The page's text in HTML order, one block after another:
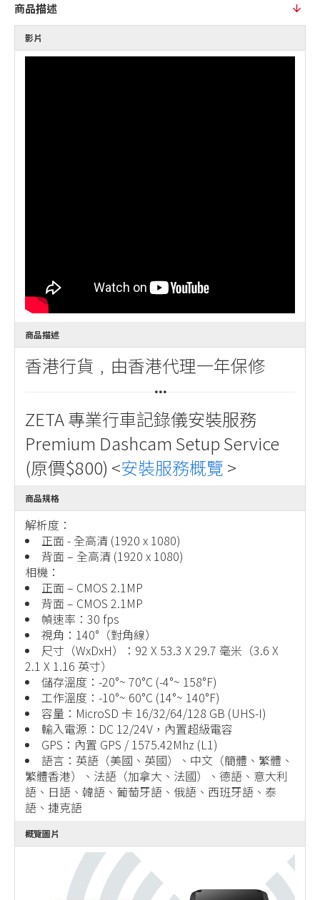
商品描述
影片
商品描述
香港行貨﹐由香港代理一年保修
ZETA 專業行車記錄儀安裝服務
Premium Dashcam Setup Service
(原價$800) <安裝服務概覽 >
商品規格
解析度：
正面 - 全高清 (1920 x 1080)
背面 – 全高清 (1920 x 1080)
相機：
正面 – CMOS 2.1MP
背面 – CMOS 2.1MP
幀速率：30 fps
視角：140°（對角線）
尺寸（WxDxH）：92 X 53.3 X 29.7 毫米（3.6 X
2.1 X 1.16 英寸）
儲存溫度：-20°~ 70°C (-4°~ 158°F)
工作溫度：-10°~ 60°C (14°~ 140°F)
容量：MicroSD 卡 16/32/64/128 GB (UHS-I)
輸入電源：DC 12/24V，內置超級電容
GPS：內置 GPS / 1575.42Mhz (L1)
語言：英語（美國、英國）、中文（簡體、繁體、
繁體香港）、法語（加拿大、法國）、德語、意大利
語、日語、韓語、葡萄牙語、俄語、西班牙語、泰
語、捷克語
概覽圖片